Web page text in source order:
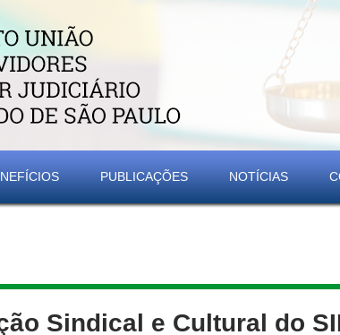
PUBLICAÇÕES NOTÍCIAS
Sindical e Cultural do